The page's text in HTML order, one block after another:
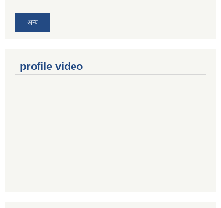
अन्य
profile video